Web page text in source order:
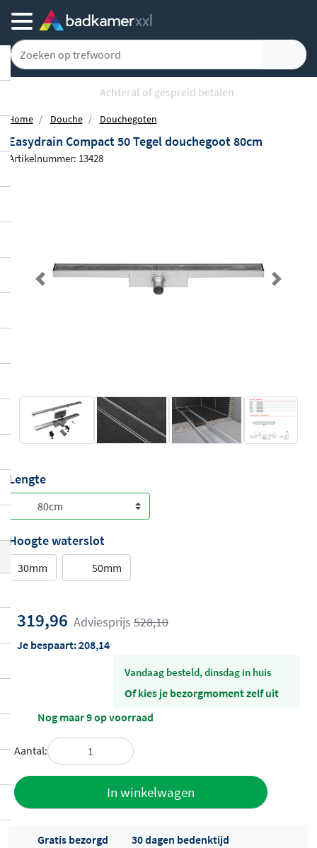
Achteraf of gespreid betalen
Home Douche Douchegoten
Easydrain Compact 50 Tegel douchegoot 80cm
Artikelnummer: 13428
Previous Next
Lengte
Hoogte waterslot
30mm 50mm
319,96 Adviesprijs 528,10
Je bespaart:208,14
vandaag besteld, dinsdag in huis
Of kies je bezorgmoment zelf uit
Nog maar 9 op voorraad
Aantal:
In winkelwagen
Gratis bezorgd
30 dagen bedenktijd